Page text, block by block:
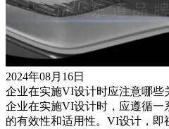
2024年08月16日
企业在实施VI设计时应注意哪些
企业在实施VI设计时，应遵循一
的有效性和适用性。VI设计，即